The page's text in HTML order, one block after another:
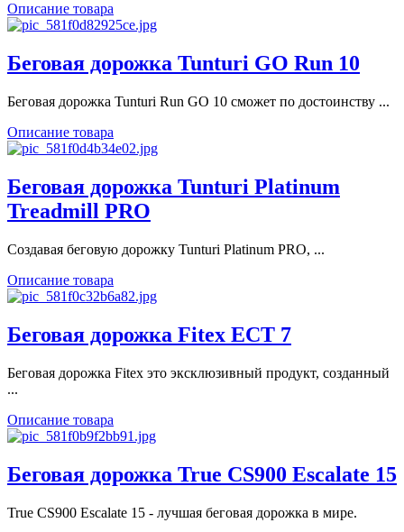
Описание товара
Беговая дорожка Tunturi GO Run 10
Беговая дорожка Tunturi Run GO 10 сможет по достоинству ...
Описание товара
Беговая дорожка Tunturi Platinum
Treadmill PRO
Создавая беговую дорожку Tunturi Platinum PRO, ...
Описание товара
Беговая дорожка Fitex ECT 7
Беговая дорожка Fitex это эксклюзивный продукт, созданный
...
Описание товара
Беговая дорожка True CS900 Escalate 15
True CS900 Escalate 15 - лучшая беговая дорожка в мире.